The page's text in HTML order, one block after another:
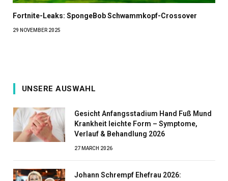
Fortnite-Leaks: SpongeBob Schwammkopf-Crossover
29 NOVEMBER 2025
UNSERE AUSWAHL
Gesicht Anfangsstadium Hand Fuß Mund
Krankheit leichte Form – Symptome,
Verlauf & Behandlung 2026
27 MARCH 2026
Johann Schrempf Ehefrau 2026: